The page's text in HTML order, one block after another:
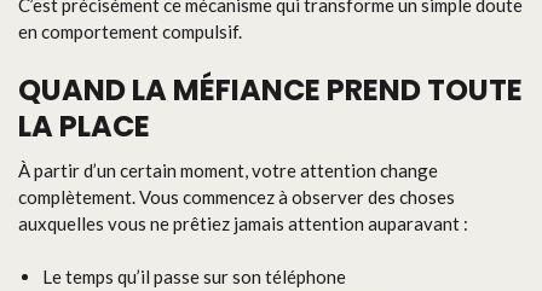
C’est précisément ce mécanisme qui transforme un simple doute
en comportement compulsif.
QUAND LA MÉFIANCE PREND TOUTE
LA PLACE
À partir d’un certain moment, votre attention change
complètement. Vous commencez à observer des choses
auxquelles vous ne prêtiez jamais attention auparavant :
Le temps qu’il passe sur son téléphone